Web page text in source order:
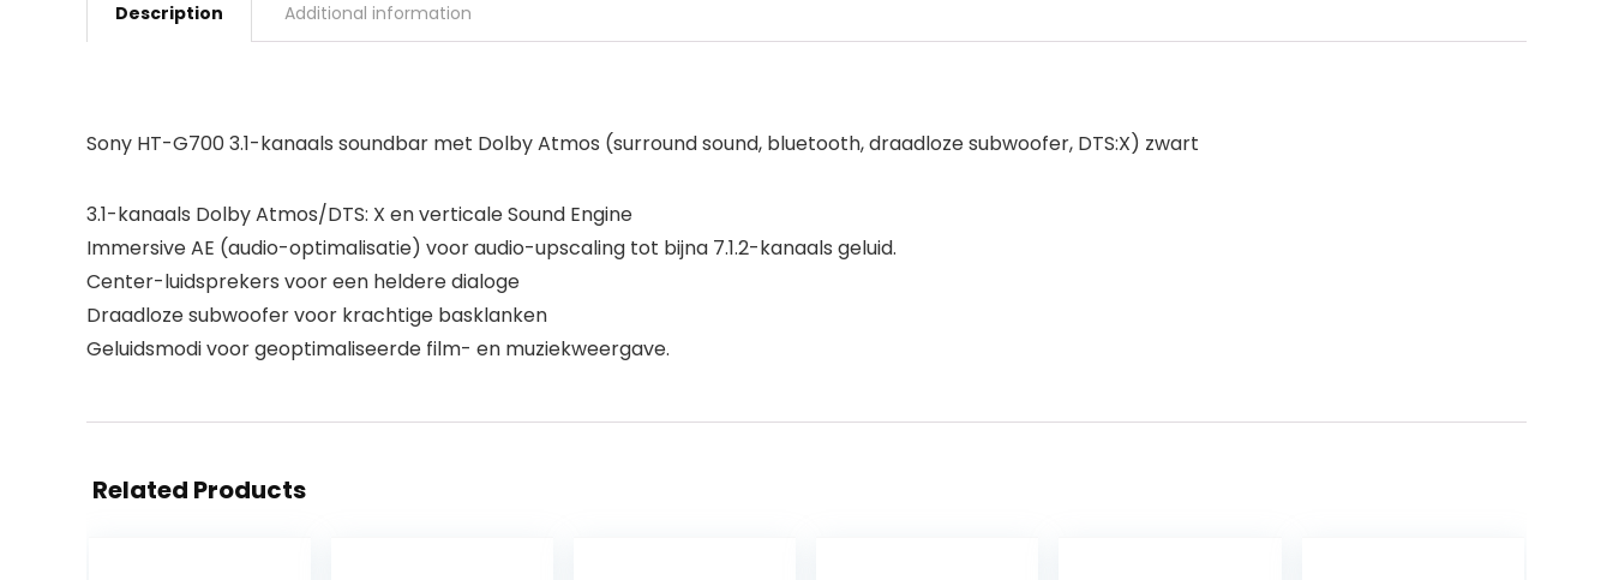
Description Additional information
Sony HT-G700 3.1-kanaals soundbar met Dolby Atmos (surround sound, bluetooth, draadloze subwoofer, DTS:X) zwart
3.1-kanaals Dolby Atmos/DTS: X en verticale Sound Engine
Immersive AE (audio-optimalisatie) voor audio-upscaling tot bijna 7.1.2-kanaals geluid.
Center-luidsprekers voor een heldere dialoge
Draadloze subwoofer voor krachtige basklanken
Geluidsmodi voor geoptimaliseerde film- en muziekweergave.
Related Products